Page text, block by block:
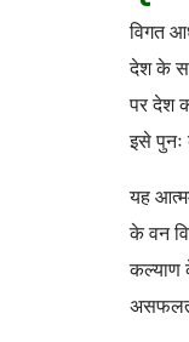
विगत
देश के
पर देश
इसे पुनः
यह
के वन
कल्याण